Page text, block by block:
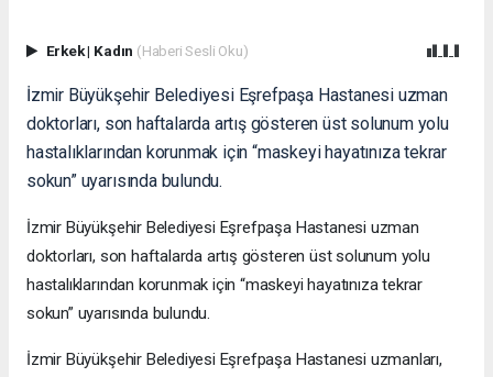
Erkek| Kadın (Haberi Sesli Oku)
İzmir Büyükşehir Belediyesi Eşrefpaşa Hastanesi uzman
doktorları, son haftalarda artış gösteren üst solunum yolu
hastalıklarından korunmak için “maskeyi hayatınıza tekrar
sokun” uyarısında bulundu.
İzmir Büyükşehir Belediyesi Eşrefpaşa Hastanesi uzman
doktorları, son haftalarda artış gösteren üst solunum yolu
hastalıklarından korunmak için “maskeyi hayatınıza tekrar
sokun” uyarısında bulundu.
İzmir Büyükşehir Belediyesi Eşrefpaşa Hastanesi uzmanları,